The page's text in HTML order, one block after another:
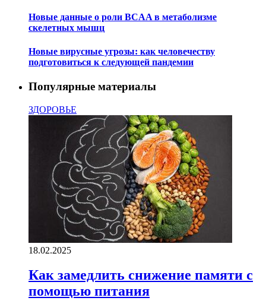
Новые данные о роли BCAA в метаболизме
скелетных мышц
Новые вирусные угрозы: как человечеству
подготовиться к следующей пандемии
Популярные материалы
ЗДОРОВЬЕ
18.02.2025
Как замедлить снижение памяти с
помощью питания